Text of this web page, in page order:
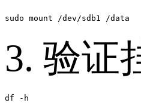
sudo mount /dev/sdb1 /data
3. 验证
df -h